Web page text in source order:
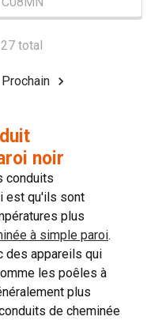
total
Prochain
noir
conduits
est qu'ils sont
plus
à simple paroi.
des appareils qui
les poêles à
plus
de cheminée